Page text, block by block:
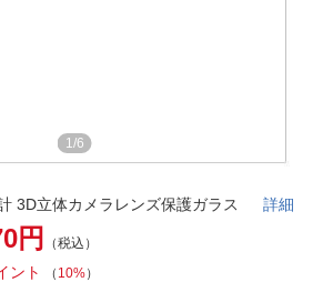
1/6
3D立体カメラレンズ保護ガラス 詳細
円 （税込）
ント （ 10%）